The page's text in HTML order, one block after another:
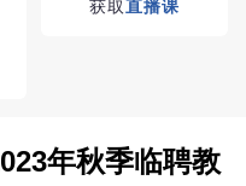
获取直播课
年秋季临聘教